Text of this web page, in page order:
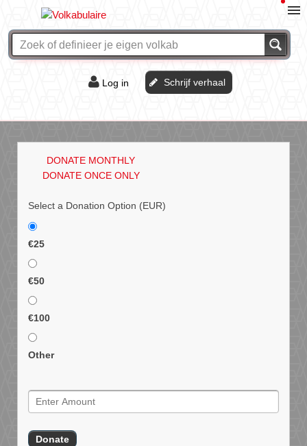
Log in Schrijf verhaal
DONATE MONTHLY
DONATE ONCE ONLY
Select a Donation Option (EUR)
€25
€50
€100
Other